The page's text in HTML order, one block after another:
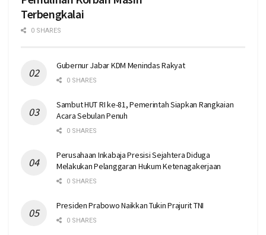
Terbengkalai
0 SHARES
Gubernur Jabar KDM Menindas Rakyat
0 SHARES
Sambut HUT RI ke-81, Pemerintah Siapkan Rangkaian
Acara Sebulan Penuh
0 SHARES
Perusahaan Inkabaja Presisi Sejahtera Diduga
Melakukan Pelanggaran Hukum Ketenagakerjaan
0 SHARES
Presiden Prabowo Naikkan Tukin Prajurit TNI
0 SHARES